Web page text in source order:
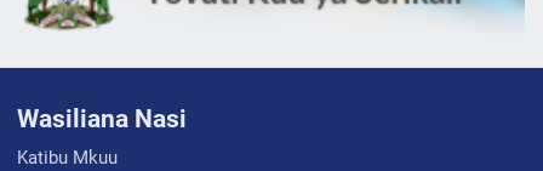
Wasiliana Nasi
Katibu Mkuu